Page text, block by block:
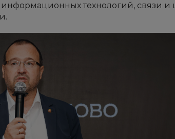
технологий, связи и